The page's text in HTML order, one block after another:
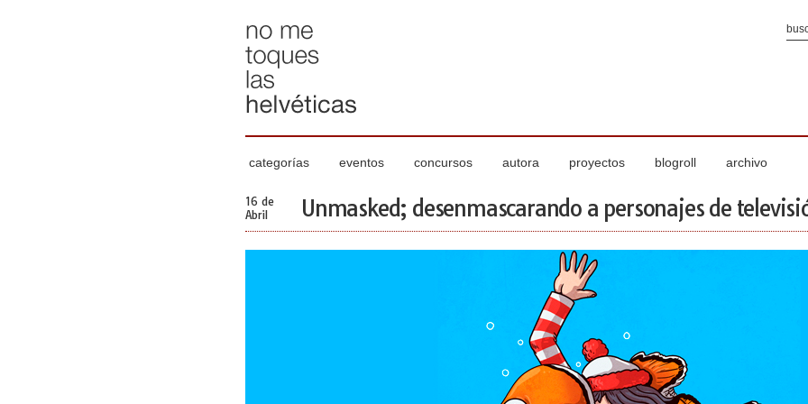
categorías eventos concursos autora proyectos blogroll archivo
16 de
Abril
Unmasked; desenmascarando a personajes de